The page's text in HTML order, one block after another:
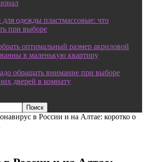
одежды пластмассовые: что
при выборе
оптимальный размер акриловой
в маленькую квартиру
обращать внимание при выборе
дверей в комнату
в России и на Алтае: коротко о